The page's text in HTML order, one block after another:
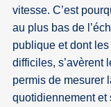
vitesse. C’est
au plus bas de
publique et dont
difficiles, s’avèrent
permis de mesurer
quotidiennement et